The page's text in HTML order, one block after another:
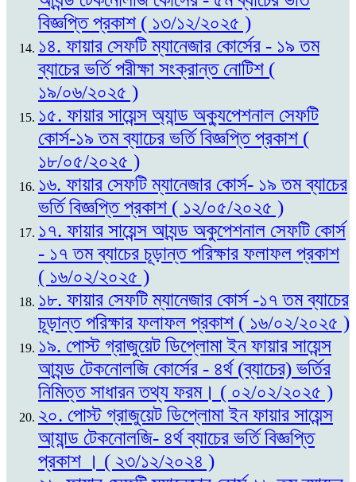
বিজ্ঞপ্তি প্রকাশ ( ১৩/১২/২০২৫ )
১৪. ফায়ার সেফটি ম্যানেজার কোর্সের - ১৯ তম
ব্যাচের ভর্তি পরীক্ষা সংক্রান্ত নোটিশ (
১৯/০৬/২০২৫ )
১৫. ফায়ার সায়েন্স অ্যান্ড অক্যুপেশনাল সেফটি
কোর্স-১৯ তম ব্যাচের ভর্তি বিজ্ঞপ্তি প্রকাশ (
১৮/০৫/২০২৫ )
১৬. ফায়ার সেফটি ম্যানেজার কোর্স- ১৯ তম ব্যাচের
ভর্তি বিজ্ঞপ্তি প্রকাশ ( ১২/০৫/২০২৫ )
১৭. ফায়ার সায়েন্স আ্যন্ড অকুপেশনাল সেফটি কোর্স
- ১৭ তম ব্যাচের চূড়ান্ত পরিক্ষার ফলাফল প্রকাশ
( ১৬/০২/২০২৫ )
১৮. ফায়ার সেফটি ম্যানেজার কোর্স -১৭ তম ব্যাচের
চূড়ান্ত পরিক্ষার ফলাফল প্রকাশ ( ১৬/০২/২০২৫ )
১৯. পোস্ট গ্রাজুয়েট ডিপ্লোমা ইন ফায়ার সায়েন্স
আ্যন্ড টেকনোলজি কোর্সের - ৪র্থ (ব্যাচের) ভর্তির
নিমিত্ত সাধারন তথ্য ফরম। ( ০২/০২/২০২৫ )
২০. পোস্ট গ্রাজুয়েট ডিপ্লোমা ইন ফায়ার সায়েন্স
আ্যান্ড টেকনোলজি- ৪র্থ ব্যাচের ভর্তি বিজ্ঞপ্তি
প্রকাশ । ( ২৩/১২/২০২৪ )